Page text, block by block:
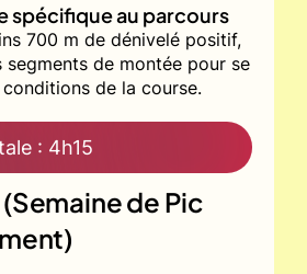
spécifique au parcours
700 m de dénivelé positif,
segments de montée pour se
de la course.
: 4h15
de Pic